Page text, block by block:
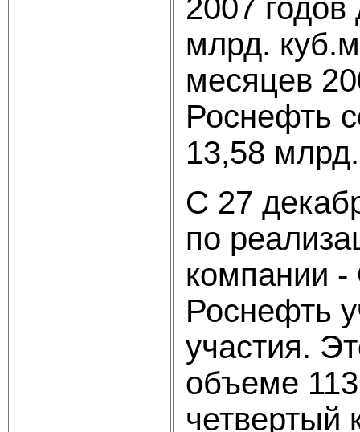
2007
млрд.
месяцев
Роснефть
13,58
C 27
по
компании
Роснефть
участия.
объеме
четвертый